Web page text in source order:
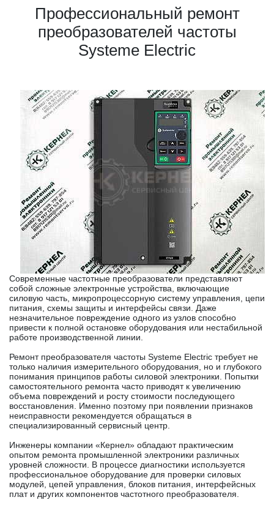
Профессиональный ремонт
преобразователей частоты
Systeme Electric
Современные частотные преобразователи представляют
собой сложные электронные устройства, включающие
силовую часть, микропроцессорную систему управления, цепи
питания, схемы защиты и интерфейсы связи. Даже
незначительное повреждение одного из узлов способно
привести к полной остановке оборудования или нестабильной
работе производственной линии.
Ремонт преобразователя частоты Systeme Electric требует не
только наличия измерительного оборудования, но и глубокого
понимания принципов работы силовой электроники. Попытки
самостоятельного ремонта часто приводят к увеличению
объема повреждений и росту стоимости последующего
восстановления. Именно поэтому при появлении признаков
неисправности рекомендуется обращаться в
специализированный сервисный центр.
Инженеры компании «Кернел» обладают практическим
опытом ремонта промышленной электроники различных
уровней сложности. В процессе диагностики используется
профессиональное оборудование для проверки силовых
модулей, цепей управления, блоков питания, интерфейсных
плат и других компонентов частотного преобразователя.